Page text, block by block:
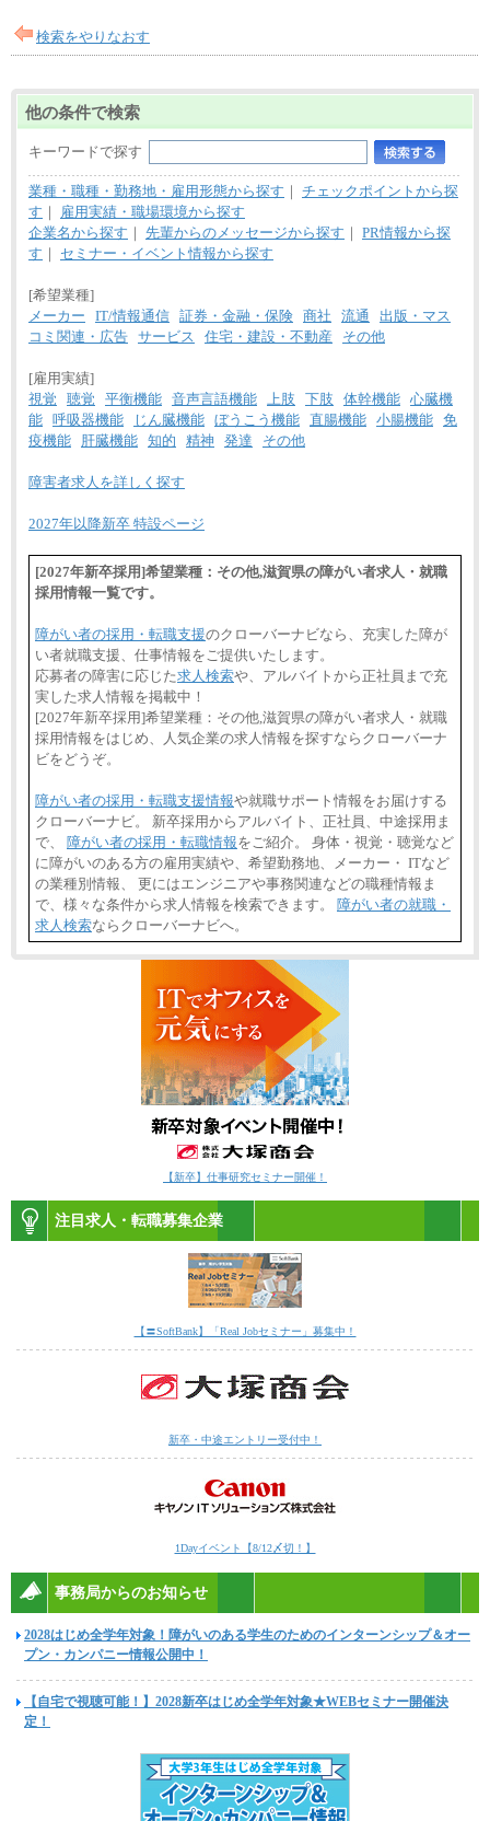
検索をやりなおす
他の条件で検索
キーワードで探す
業種・職種・勤務地・雇用形態から探す ｜ チェックポイントから探
す ｜
雇用実績・職場環境から探す
企業名から探す ｜ 先輩からのメッセージから探す ｜ PR情報から探
す ｜ セミナー・イベント情報から探す
[希望業種]
メーカー
IT/情報通信 証券・金融・保険 商社 流通
出版・マス
コミ関連・広告 サービス 住宅・建設・不動産 その他
[雇用実績]
視覚
聴覚 平衡機能 音声言語機能 上肢 下肢 体幹機能 心臓機
能 呼吸器機能 じん臓機能 ぼうこう機能 直腸機能 小腸機能 免
疫機能
肝臓機能 知的 精神 発達 その他
障害者求人を詳しく探す
2027年以降新卒 特設ページ
[2027年新卒採用]希望業種：その他,滋賀県の障がい者求人・就職
採用情報一覧です。
障がい者の採用・転職支援のクローバーナビなら、充実した障が
い者就職支援、仕事情報をご提供いたします。
応募者の障害に応じた求人検索や、アルバイトから正社員まで充
実した求人情報を掲載中！
[2027年新卒採用]希望業種：その他,滋賀県の障がい者求人・就職
採用情報をはじめ、人気企業の求人情報を探すならクローバーナ
ビをどうぞ。
障がい者の採用・転職支援情報や就職サポート情報をお届けする
クローバーナビ。 新卒採用からアルバイト、正社員、中途採用ま
で、 障がい者の採用・転職情報をご紹介。 身体・視覚・聴覚など
に障がいのある方の雇用実績や、希望勤務地、メーカー・ ITなど
の業種別情報、 更にはエンジニアや事務関連などの職種情報ま
で、様々な条件から求人情報を検索できます。 障がい者の就職・
求人検索ならクローバーナビへ。
【新卒】仕事研究セミナー開催！
注目求人・転職募集企業
【〓SoftBank】「Real Jobセミナー」募集中！
新卒・中途エントリー受付中！
1Dayイベント【8/12〆切！】
事務局からのお知らせ
2028はじめ全学年対象！障がいのある学生のためのインターンシップ＆オー
プン・カンパニー情報公開中！
【自宅で視聴可能！】2028新卒はじめ全学年対象★WEBセミナー開催決
定！